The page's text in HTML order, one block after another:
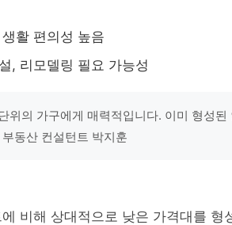
활 편의성 높음
, 리모델링 필요 가능성
위의 가구에게 매력적입니다. 이미 형성
동산 컨설턴트 박지훈
비해 상대적으로 낮은 가격대를 형